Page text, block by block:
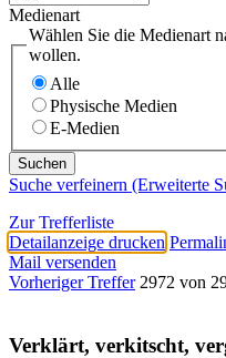
Medienart
Wählen Sie die Medienart
wollen.
Alle
Physische Medien
E-Medien
Suche verfeinern (Erweiterte
Zur Trefferliste
Detailanzeige drucken
Mail versenden
Vorheriger Treffer 2972 von
Verklärt, verkitscht,